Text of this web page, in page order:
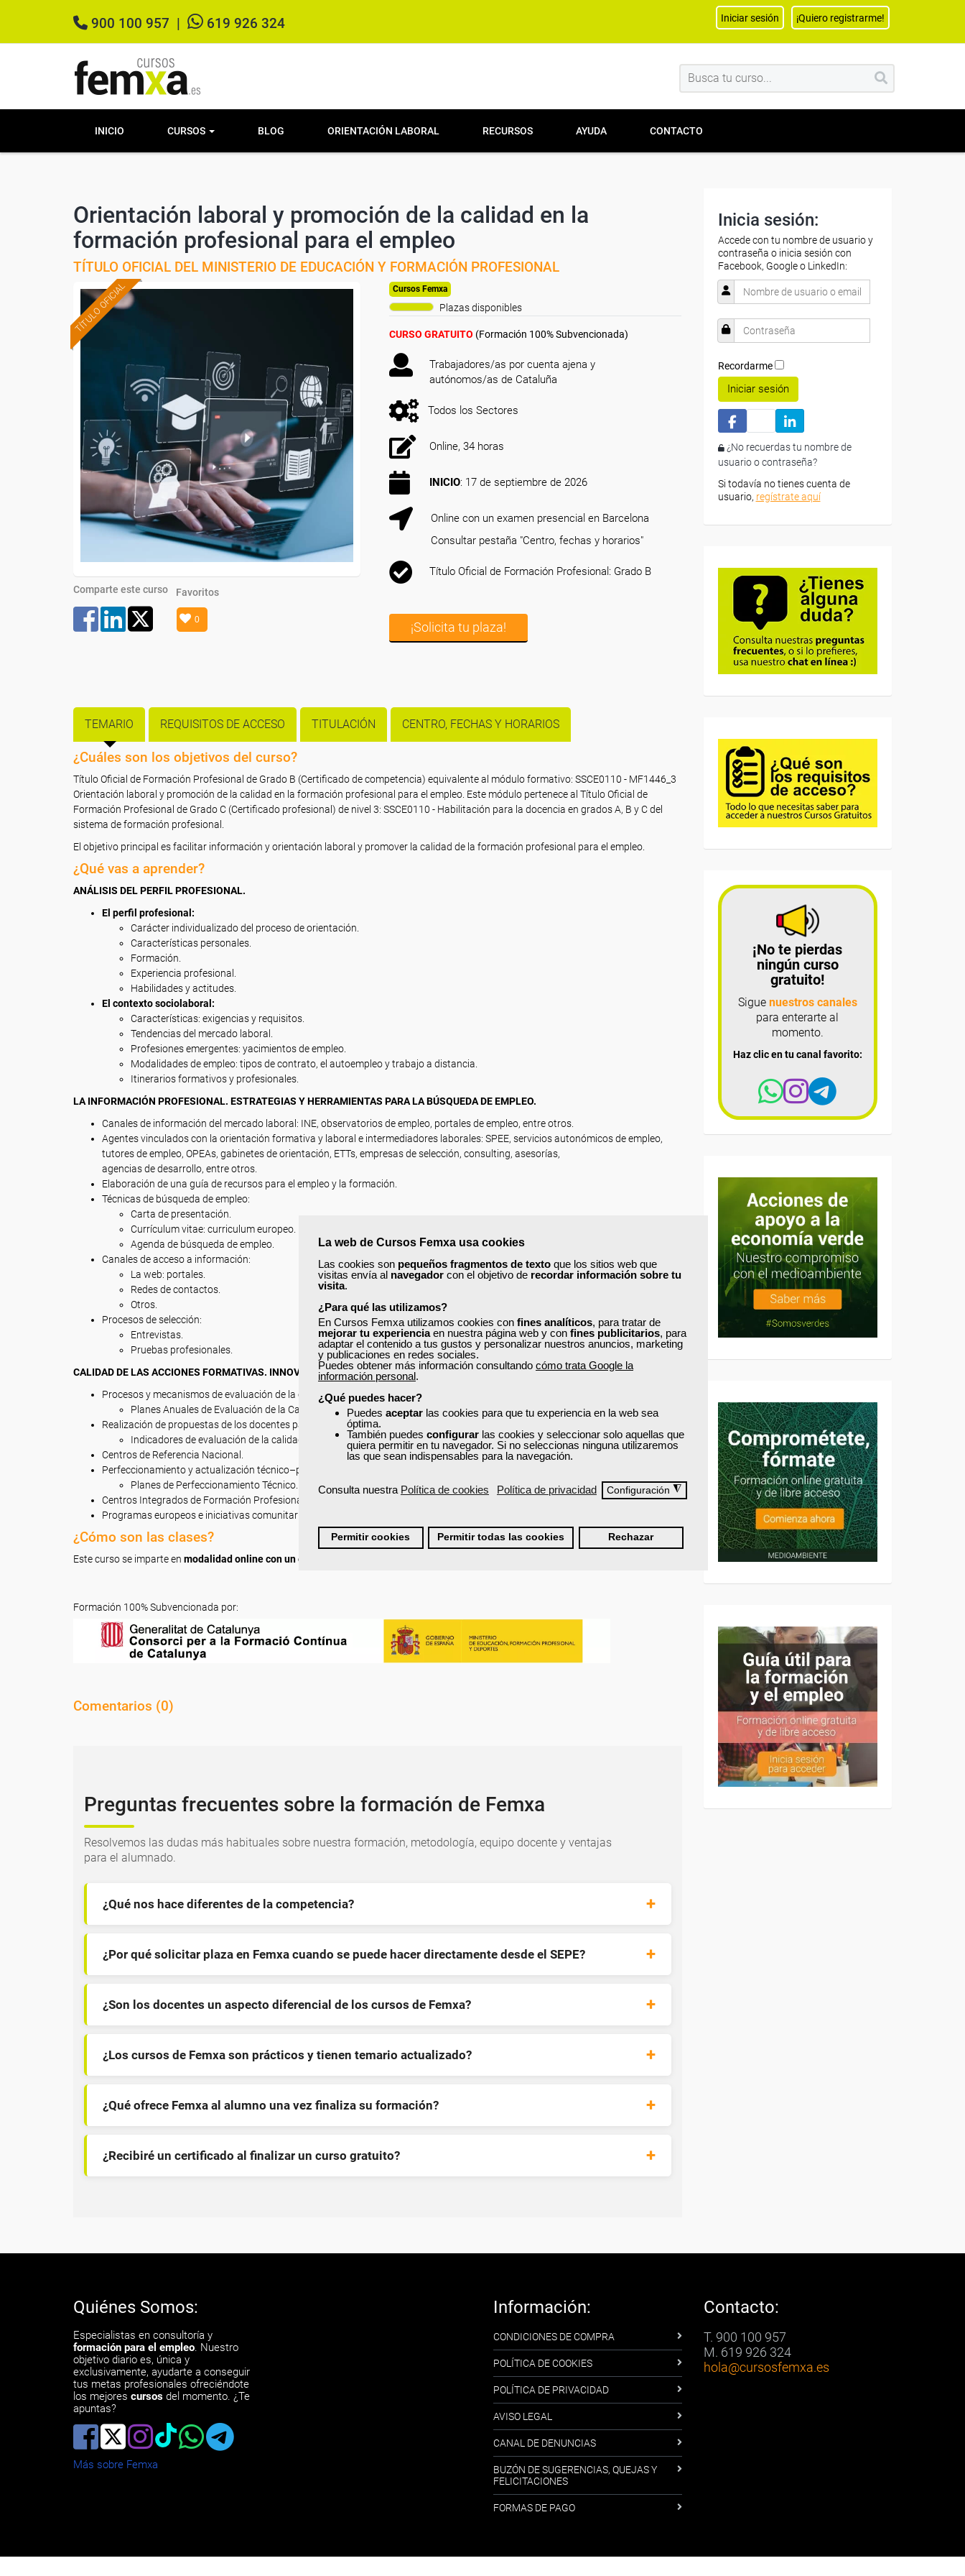
La web de Cursos Femxa usa cookies
Las cookies son pequeños fragmentos de texto que los sitios web que
visitas envía al navegador con el objetivo de recordar información sobre tu
visita.
¿Para qué las utilizamos?
En Cursos Femxa utilizamos cookies con fines analíticos, para tratar de
mejorar tu experienciaen nuestra página web y con fines publicitarios, para
adaptar el contenido a tus gustos y personalizar nuestros anuncios, marketing
y publicaciones en redes sociales.
Puedes obtener más información consultando cómo trata Google la
información personal.
¿Qué puedes hacer?
Puedes aceptar las cookies para que tu experiencia en la web sea
óptima.
También puedes configurar las cookies y seleccionar solo aquellas que
quiera permitir en tu navegador. Si no seleccionas ninguna utilizaremos
las que sean indispensables para la navegación.
Consulta nuestra Política de cookies Política de privacidad Configuración ◮
Permitir cookies Permitir todas las cookies Rechazar
900 100 957 619 926 324 Iniciar sesión ¡Quiero registrarme!
INICIO CURSOS BLOG ORIENTACIÓN LABORAL RECURSOS AYUDA CONTACTO
Orientación laboral y promoción de la calidad en la
formación profesional para el empleo
TÍTULO OFICIAL DEL MINISTERIO DE EDUCACIÓN Y FORMACIÓN PROFESIONAL
TÍTULO OFICIAL
Comparte este curso Favoritos
0
Cursos Femxa
Plazas disponibles
CURSO GRATUITO (Formación 100% Subvencionada)
Trabajadores/as por cuenta ajena y
autónomos/as de Cataluña
Todos los Sectores
Online, 34 horas
INICIO: 17 de septiembre de 2026
Online con un examen presencial en Barcelona
Consultar pestaña "Centro, fechas y horarios"
Título Oficial de Formación Profesional: Grado B
¡Solicita tu plaza!
TEMARIO REQUISITOS DE ACCESO TITULACIÓN CENTRO, FECHAS Y HORARIOS
¿Cuáles son los objetivos del curso?
Título Oficial de Formación Profesional de Grado B (Certificado de competencia) equivalente al módulo formativo: SSCE0110 - MF1446_3
Orientación laboral y promoción de la calidad en la formación profesional para el empleo. Este módulo pertenece al Título Oficial de
Formación Profesional de Grado C (Certificado profesional) de nivel 3: SSCE0110 - Habilitación para la docencia en grados A, B y C del
sistema de formación profesional.
El objetivo principal es facilitar información y orientación laboral y promover la calidad de la formación profesional para el empleo.
¿Qué vas a aprender?
ANÁLISIS DEL PERFIL PROFESIONAL.
El perfil profesional:
Carácter individualizado del proceso de orientación.
Características personales.
Formación.
Experiencia profesional.
Habilidades y actitudes.
El contexto sociolaboral:
Características: exigencias y requisitos.
Tendencias del mercado laboral.
Profesiones emergentes: yacimientos de empleo.
Modalidades de empleo: tipos de contrato, el autoempleo y trabajo a distancia.
Itinerarios formativos y profesionales.
LA INFORMACIÓN PROFESIONAL. ESTRATEGIAS Y HERRAMIENTAS PARA LA BÚSQUEDA DE EMPLEO.
Canales de información del mercado laboral: INE, observatorios de empleo, portales de empleo, entre otros.
Agentes vinculados con la orientación formativa y laboral e intermediadores laborales: SPEE, servicios autonómicos de empleo,
tutores de empleo, OPEAs, gabinetes de orientación, ETTs, empresas de selección, consulting, asesorías,
agencias de desarrollo, entre otros.
Elaboración de una guía de recursos para el empleo y la formación.
Técnicas de búsqueda de empleo:
Carta de presentación.
Currículum vitae: curriculum europeo.
Agenda de búsqueda de empleo.
Canales de acceso a información:
La web: portales.
Redes de contactos.
Otros.
Procesos de selección:
Entrevistas.
Pruebas profesionales.
CALIDAD DE LAS ACCIONES FORMATIVAS. INNOVACIÓN Y ACTUALIZACIÓN DOCENTE.
Procesos y mecanismos de evaluación de la calidad formativa.
Planes Anuales de Evaluación de la Calidad.
Realización de propuestas de los docentes para la mejora para la acción formativa.
Indicadores de evaluación de la calidad de la acción formativa.
Centros de Referencia Nacional.
Perfeccionamiento y actualización técnico–pedagógica de los formadores:
Planes de Perfeccionamiento Técnico.
Centros Integrados de Formación Profesional.
Programas europeos e iniciativas comunitarias.
¿Cómo son las clases?
Este curso se imparte en modalidad online con un examen presencial final.
Formación 100% Subvencionada por:
Comentarios (0)
Preguntas frecuentes sobre la formación de Femxa
Resolvemos las dudas más habituales sobre nuestra formación, metodología, equipo docente y ventajas
para el alumnado.
¿Qué nos hace diferentes de la competencia?
¿Por qué solicitar plaza en Femxa cuando se puede hacer directamente desde el SEPE?
¿Son los docentes un aspecto diferencial de los cursos de Femxa?
¿Los cursos de Femxa son prácticos y tienen temario actualizado?
¿Qué ofrece Femxa al alumno una vez finaliza su formación?
¿Recibiré un certificado al finalizar un curso gratuito?
Inicia sesión:
Accede con tu nombre de usuario y
contraseña o inicia sesión con
Facebook, Google o LinkedIn:
Recordarme
Iniciar sesión
¿No recuerdas tu nombre de
usuario o contraseña?
Si todavía no tienes cuenta de
usuario, regístrate aquí
¡No te pierdas
ningún curso
gratuito!
Sigue nuestros canales
para enterarte al
momento.
Haz clic en tu canal favorito:
Quiénes Somos:
Especialistas en consultoría y
formación para el empleo. Nuestro
objetivo diario es, única y
exclusivamente, ayudarte a conseguir
tus metas profesionales ofreciéndote
los mejores cursos del momento. ¿Te
apuntas?
Más sobre Femxa
Información:
CONDICIONES DE COMPRA
POLÍTICA DE COOKIES
POLÍTICA DE PRIVACIDAD
AVISO LEGAL
CANAL DE DENUNCIAS
BUZÓN DE SUGERENCIAS, QUEJAS Y
FELICITACIONES
FORMAS DE PAGO
Contacto:
T. 900 100 957
M. 619 926 324
hola@cursosfemxa.es